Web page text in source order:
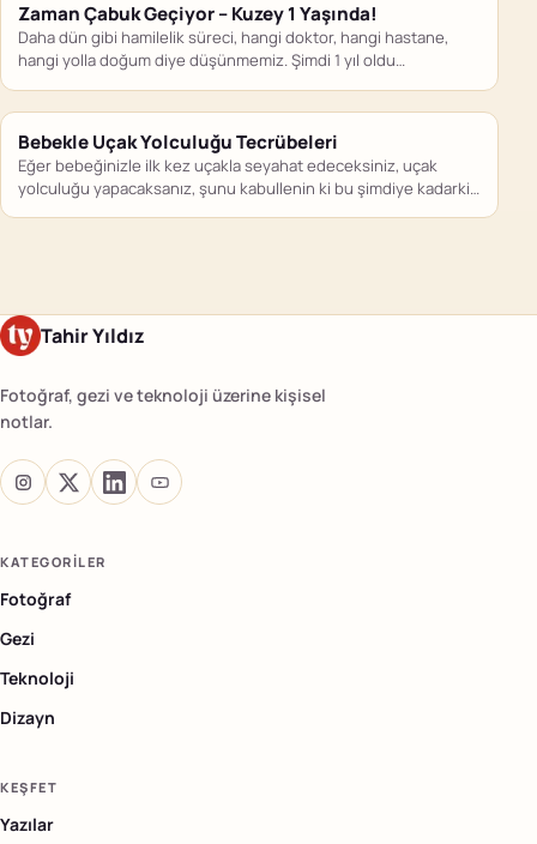
Zaman Çabuk Geçiyor – Kuzey 1 Yaşında!
Daha dün gibi hamilelik süreci, hangi doktor, hangi hastane,
hangi yolla doğum diye düşünmemiz. Şimdi 1 yıl oldu…
Bebekle Uçak Yolculuğu Tecrübeleri
Eğer bebeğinizle ilk kez uçakla seyahat edeceksiniz, uçak
yolculuğu yapacaksanız, şunu kabullenin ki bu şimdiye kadarki
Tahir Yıldız
Fotoğraf, gezi ve teknoloji üzerine kişisel
notlar.
KATEGORILER
Fotoğraf
Gezi
Teknoloji
Dizayn
KEŞFET
Yazılar